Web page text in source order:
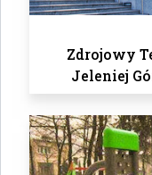
Zdrojowy
Jeleniej